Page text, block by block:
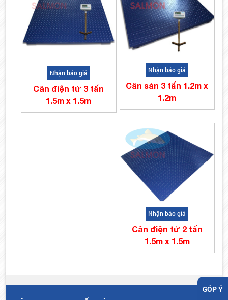
Nhận báo giá
Cân điện tử 3 tấn
1.5m x 1.5m
Nhận báo giá
Cân sàn 3 tấn 1.2m x
1.2m
Nhận báo giá
Cân điện tử 2 tấn
1.5m x 1.5m
GÓP Ý